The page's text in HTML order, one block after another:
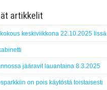
artikkelit
keskiviikkona 22.10.2025 Iissä
jääravit lauantaina 8.3.2025
on pois käytöstä toistaisesti